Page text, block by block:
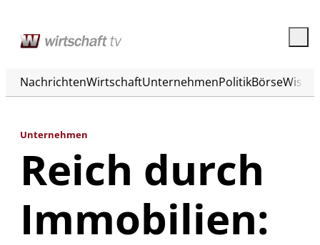
NachrichtenWirtschaftUnternehmenPolitikBörse
Unternehmen
Reich durch
Immobilien: